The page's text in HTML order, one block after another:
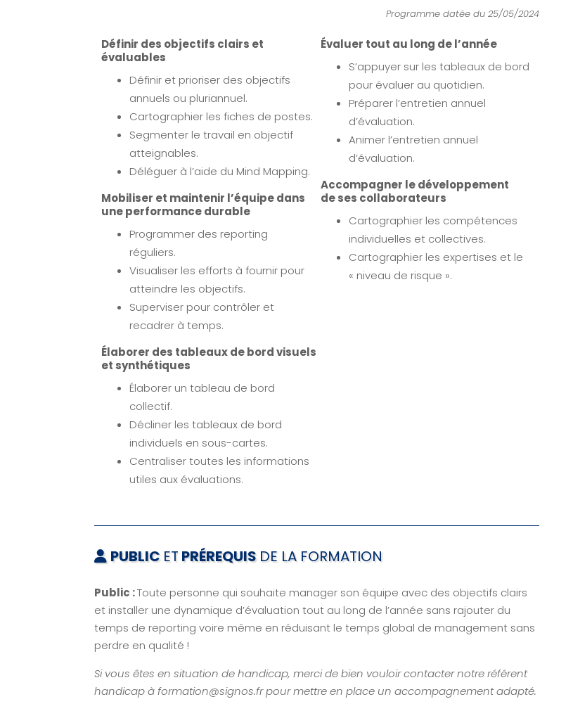
Programme datée du 25/05/2024
Définir des objectifs clairs et
évaluables
Définir et prioriser des objectifs
annuels ou pluriannuel.
Cartographier les fiches de postes.
Segmenter le travail en objectif
atteignables.
Déléguer à l’aide du Mind Mapping.
Mobiliser et maintenir l’équipe dans
une performance durable
Programmer des reporting
réguliers.
Visualiser les efforts à fournir pour
atteindre les objectifs.
Superviser pour contrôler et
recadrer à temps.
Élaborer des tableaux de bord visuels
et synthétiques
Élaborer un tableau de bord
collectif.
Décliner les tableaux de bord
individuels en sous-cartes.
Centraliser toutes les informations
utiles aux évaluations.
Évaluer tout au long de l’année
S’appuyer sur les tableaux de bord
pour évaluer au quotidien.
Préparer l’entretien annuel
d’évaluation.
Animer l’entretien annuel
d’évaluation.
Accompagner le développement
de ses collaborateurs
Cartographier les compétences
individuelles et collectives.
Cartographier les expertises et le
« niveau de risque ».
PUBLIC ETPRÉREQUIS DE LA FORMATION
Public :Toute personne qui souhaite manager son équipe avec des objectifs clairs
et installer une dynamique d’évaluation tout au long de l’année sans rajouter du
temps de reporting voire même en réduisant le temps global de management sans
perdre en qualité !
Si vous êtes en situation de handicap, merci de bien vouloir contacter notre référent
handicap à formation@signos.fr pour mettre en place un accompagnement adapté.